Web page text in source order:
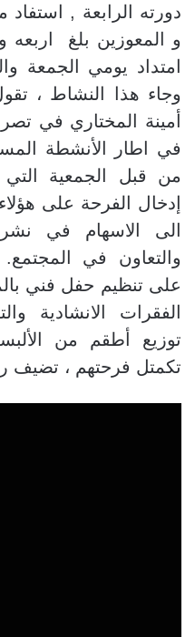
دورته الرابعة , استفاد
و المعوزين بلغ اربعه
وجاء هذا النشاط ،
أمينة المختاري في
في اطار الأنشطة
من قبل الجمعية
إدخال الفرحة على
الى الاسهام في
والتعاون في
على تنظيم حفل فني
الفقرات الانشادية
توزيع أطقم من
تكمتل فرحتهم ، تضيف